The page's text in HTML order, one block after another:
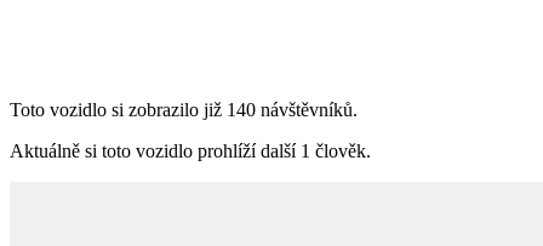
Toto vozidlo si zobrazilo již 140 návštěvníků.
Aktuálně si toto vozidlo prohlíží další 1 člověk.